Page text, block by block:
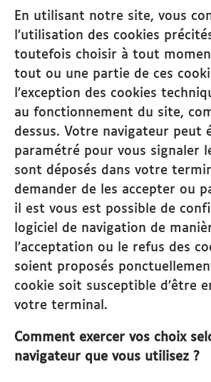
En utilisant notre site, vous
l’utilisation des cookies
toutefois choisir à tout
tout ou une partie de ces
l’exception des cookies
au fonctionnement du site,
dessus. Votre navigateur peut
paramétré pour vous signaler
sont déposés dans votre
demander de les accepter ou
il est vous est possible de
logiciel de navigation de
l’acceptation ou le refus des
soient proposés
cookie soit susceptible d’être
votre terminal.
Comment exercer vos choix
navigateur que vous utilisez ?